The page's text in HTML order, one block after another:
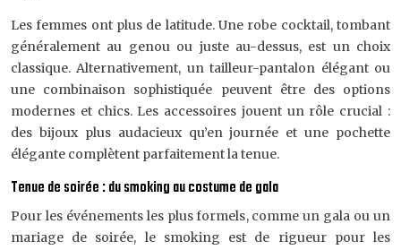
Les femmes ont plus de latitude. Une robe cocktail, tombant
généralement au genou ou juste au-dessus, est un choix
classique. Alternativement, un tailleur-pantalon élégant ou
une combinaison sophistiquée peuvent être des options
modernes et chics. Les accessoires jouent un rôle crucial :
des bijoux plus audacieux qu’en journée et une pochette
élégante complètent parfaitement la tenue.
Tenue de soirée : du smoking au costume de gala
Pour les événements les plus formels, comme un gala ou un
mariage de soirée, le smoking est de rigueur pour les